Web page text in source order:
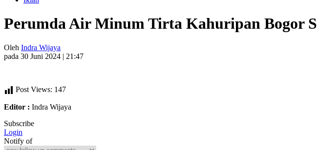
Perumda Air Minum Tirta Kahuripan Bogor
Oleh Indra Wijaya
pada 30 Juni 2024 | 21:47
Post Views: 147
Editor : Indra Wijaya
Subscribe
Login
Notify of